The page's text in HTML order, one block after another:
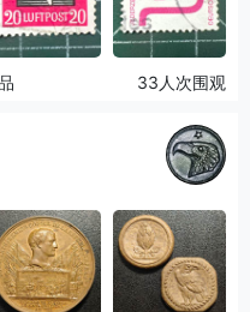
33人次围观